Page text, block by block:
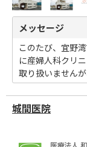
メッセージ
このたび、宜野
に産婦人科クリ
取り扱いません
城間医院